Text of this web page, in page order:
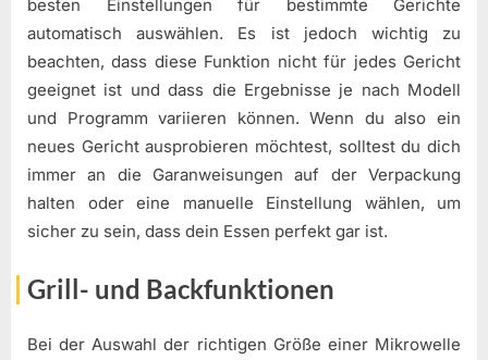
besten Einstellungen für bestimmte Gerichte
automatisch auswählen. Es ist jedoch wichtig zu
beachten, dass diese Funktion nicht für jedes Gericht
geeignet ist und dass die Ergebnisse je nach Modell
und Programm variieren können. Wenn du also ein
neues Gericht ausprobieren möchtest, solltest du dich
immer an die Garanweisungen auf der Verpackung
halten oder eine manuelle Einstellung wählen, um
sicher zu sein, dass dein Essen perfekt gar ist.
Grill- und Backfunktionen
Bei der Auswahl der richtigen Größe einer Mikrowelle